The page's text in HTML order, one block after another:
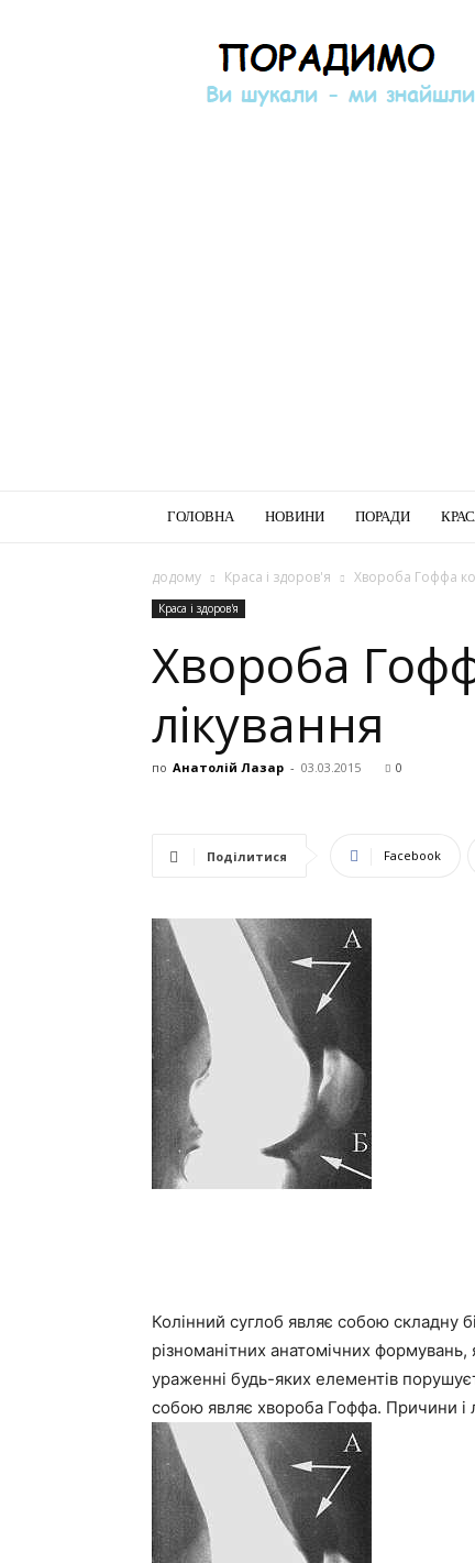
Порадимо
ГОЛОВНА НОВИНИ ПОРАДИ
додому Краса і здоров'я Хвороба Гоффа
Краса і здоров'я
Хвороба
лікування
по Анатолій Лазар - 03.03.2015 0
Поділитися Facebook
Колінний суглоб являє собою складну
різноманітних анатомічних
ураженні будь-яких елементів
собою являє хвороба Гоффа. Причини і